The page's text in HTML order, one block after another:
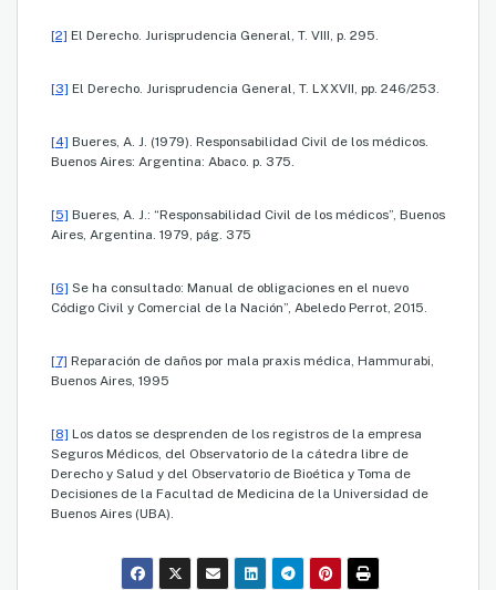
[2] El Derecho. Jurisprudencia General, T. VIII, p. 295.
[3] El Derecho. Jurisprudencia General, T. LXXVII, pp. 246/253.
[4] Bueres, A. J. (1979). Responsabilidad Civil de los médicos.
Buenos Aires: Argentina: Abaco. p. 375.
[5] Bueres, A. J.: “Responsabilidad Civil de los médicos”, Buenos
Aires, Argentina. 1979, pág. 375
[6] Se ha consultado: Manual de obligaciones en el nuevo
Código Civil y Comercial de la Nación”, Abeledo Perrot, 2015.
[7] Reparación de daños por mala praxis médica, Hammurabi,
Buenos Aires, 1995
[8] Los datos se desprenden de los registros de la empresa
Seguros Médicos, del Observatorio de la cátedra libre de
Derecho y Salud y del Observatorio de Bioética y Toma de
Decisiones de la Facultad de Medicina de la Universidad de
Buenos Aires (UBA).